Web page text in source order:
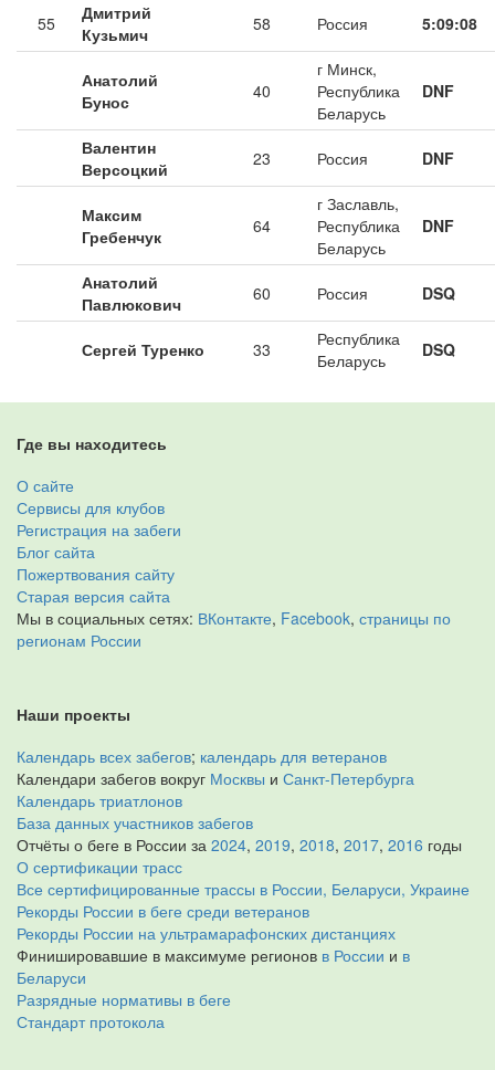
55
Дмитрий
Кузьмич
58 Россия 5:09:08
Анатолий
Бунос
40
г Минск,
Республика
Беларусь
DNF
Валентин
Версоцкий
23 Россия DNF
Максим
Гребенчук
64
г Заславль,
Республика
Беларусь
DNF
Анатолий
Павлюкович
60 Россия DSQ
Сергей Туренко 33
Республика
Беларусь
DSQ
Где вы находитесь
О сайте
Сервисы для клубов
Регистрация на забеги
Блог сайта
Пожертвования сайту
Старая версия сайта
Мы в социальных сетях: ВКонтакте, Facebook, страницы по
регионам России
Наши проекты
Календарь всех забегов; календарь для ветеранов
Календари забегов вокруг Москвы и Санкт-Петербурга
Календарь триатлонов
База данных участников забегов
Отчёты о беге в России за 2024, 2019, 2018, 2017, 2016 годы
О сертификации трасс
Все сертифицированные трассы в России, Беларуси, Украине
Рекорды России в беге среди ветеранов
Рекорды России на ультрамарафонских дистанциях
Финишировавшие в максимуме регионов в России и в
Беларуси
Разрядные нормативы в беге
Стандарт протокола